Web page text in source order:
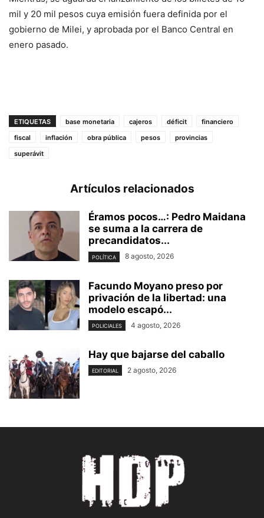
mil y 20 mil pesos cuya emisión fuera definida por el
gobierno de Milei, y aprobada por el Banco Central en
enero pasado.
ETIQUETAS base monetaria cajeros déficit
financiero
fiscal
inflación obra pública pesos
provincias
superávit
Artículos relacionados
Éramos pocos…: Pedro Maidana
se suma a la carrera de
precandidatos...
POLÍTICA 8 agosto, 2026
Facundo Moyano preso por
privación de la libertad: una
modelo escapó...
POLICIALES 4 agosto, 2026
Hay que bajarse del caballo
EDITORIAL 2 agosto, 2026